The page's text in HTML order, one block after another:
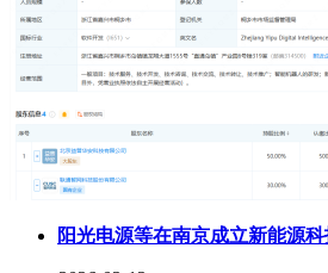
阳光电源等在南京成立新能源科